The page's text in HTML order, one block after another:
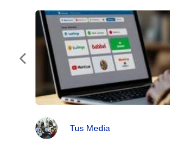
Tus Media